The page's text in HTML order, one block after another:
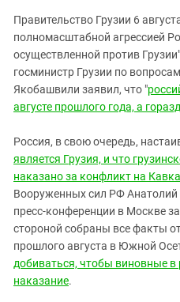
Правительство Грузии 6
полномасштабной агрессией
осуществленной против
госминистр Грузии по
Якобашвили заявил, что "
августе прошлого года, а
Россия, в свою очередь,
является Грузия, и что
наказано за конфликт на
Вооруженных сил РФ Анатолий
пресс-конференции в Москве
стороной собраны все факты
прошлого августа в Южной
добиваться, чтобы виновные
наказание.